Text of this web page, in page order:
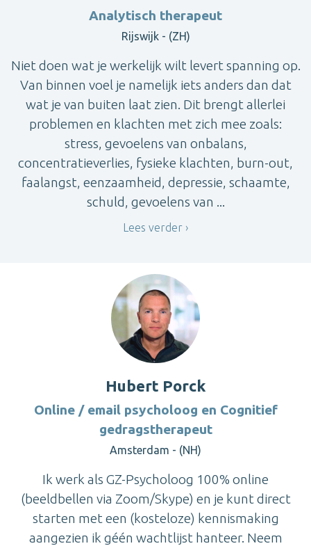
Analytisch therapeut
Rijswijk - (ZH)
Niet doen wat je werkelijk wilt levert spanning op.
Van binnen voel je namelijk iets anders dan dat
wat je van buiten laat zien. Dit brengt allerlei
problemen en klachten met zich mee zoals:
stress, gevoelens van onbalans,
concentratieverlies, fysieke klachten, burn-out,
faalangst, eenzaamheid, depressie, schaamte,
schuld, gevoelens van ...
Lees verder
Hubert Porck
Online / email psycholoog en Cognitief
gedragstherapeut
Amsterdam - (NH)
Ik werk als GZ-Psycholoog 100% online
(beeldbellen via Zoom/Skype) en je kunt direct
starten met een (kosteloze) kennismaking
aangezien ik géén wachtlijst hanteer. Neem